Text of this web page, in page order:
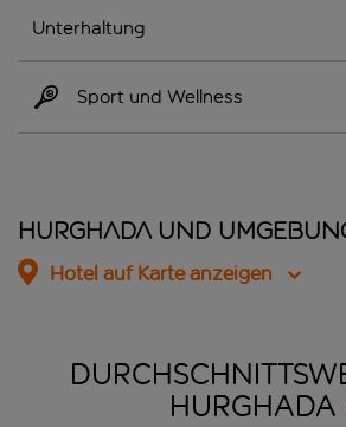
Unterhaltung
Sport und Wellness
Hurghada und
Hotel auf Karte anzeigen
HURGHADA